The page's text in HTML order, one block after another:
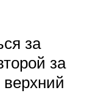
за
за